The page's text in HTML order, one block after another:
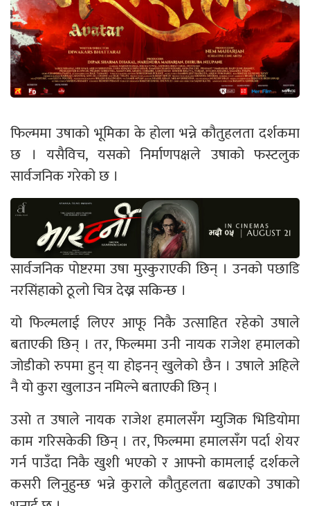
फिल्ममा उषाको भूमिका के होला भन्ने कौतुहलता दर्शकमा
छ । यसैविच, यसको निर्माणपक्षले उषाको फस्टलुक
सार्वजनिक गरेको छ ।
सार्वजनिक पोष्टरमा उषा मुस्कुराएकी छिन् । उनको पछाडि
नरसिंहाको ठूलो चित्र देख्न सकिन्छ ।
यो फिल्मलाई लिएर आफू निकै उत्साहित रहेको उषाले
बताएकी छिन् । तर, फिल्ममा उनी नायक राजेश हमालको
जोडीको रुपमा हुन् या होइनन् खुलेको छैन । उषाले अहिले
नै यो कुरा खुलाउन नमिल्ने बताएकी छिन् ।
उसो त उषाले नायक राजेश हमालसँग म्युजिक भिडियोमा
काम गरिसकेकी छिन् । तर, फिल्ममा हमालसँग पर्दा शेयर
गर्न पाउँदा निकै खुशी भएको र आफ्नो कामलाई दर्शकले
कसरी लिनुहुन्छ भन्ने कुराले कौतुहलता बढाएको उषाको